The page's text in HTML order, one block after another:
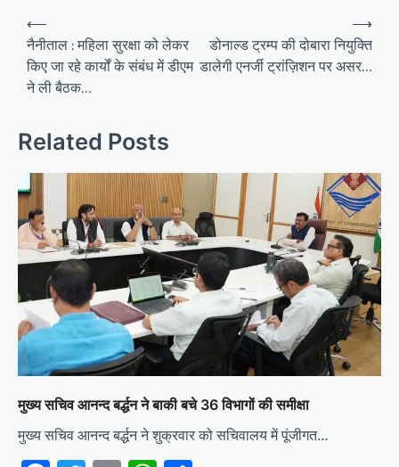
Post
navigation
⟵
नैनीताल : महिला सुरक्षा को लेकर
किए जा रहे कार्यों के संबंध में डीएम
ने ली बैठक…
डोनाल्ड ट्रम्प की दोबारा नियुक्ति
डालेगी एनर्जी ट्रांज़िशन पर असर…
⟶
Related Posts
मुख्य सचिव आनन्द बर्द्धन ने बाकी बचे 36 विभागों की समीक्षा
मुख्य सचिव आनन्द बर्द्धन ने शुक्रवार को सचिवालय में पूंजीगत…